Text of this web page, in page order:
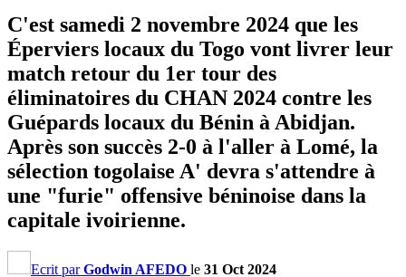
C'est samedi 2 novembre 2024 que les
Éperviers locaux du Togo vont livrer leur
match retour du 1er tour des
éliminatoires du CHAN 2024 contre les
Guépards locaux du Bénin à Abidjan.
Après son succès 2-0 à l'aller à Lomé, la
sélection togolaise A' devra s'attendre à
une "furie" offensive béninoise dans la
capitale ivoirienne.
Ecrit parGodwin AFEDO le 31 Oct 2024